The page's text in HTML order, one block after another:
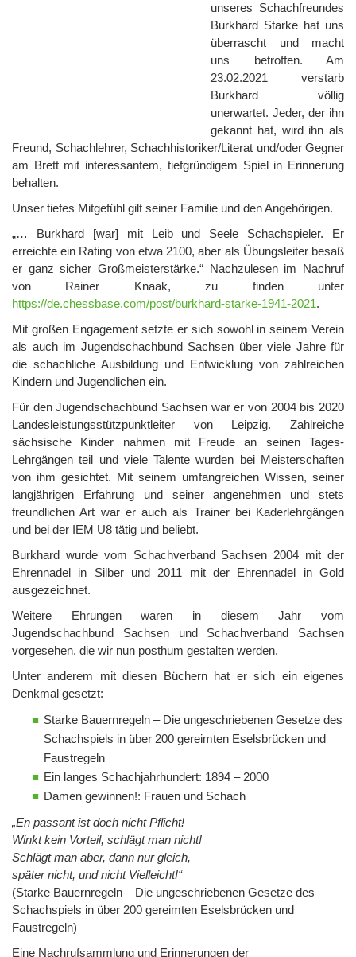
unseres Schachfreundes
Burkhard Starke hat uns
überrascht und macht
uns betroffen. Am
23.02.2021 verstarb
Burkhard völlig
unerwartet. Jeder, der ihn
gekannt hat, wird ihn als
Freund, Schachlehrer, Schachhistoriker/Literat und/oder Gegner
am Brett mit interessantem, tiefgründigem Spiel in Erinnerung
behalten.
Unser tiefes Mitgefühl gilt seiner Familie und den Angehörigen.
„… Burkhard [war] mit Leib und Seele Schachspieler. Er
erreichte ein Rating von etwa 2100, aber als Übungsleiter besaß
er ganz sicher Großmeisterstärke.“ Nachzulesen im Nachruf
von Rainer Knaak, zu finden unter
https://de.chessbase.com/post/burkhard-starke-1941-2021.
Mit großen Engagement setzte er sich sowohl in seinem Verein
als auch im Jugendschachbund Sachsen über viele Jahre für
die schachliche Ausbildung und Entwicklung von zahlreichen
Kindern und Jugendlichen ein.
Für den Jugendschachbund Sachsen war er von 2004 bis 2020
Landesleistungsstützpunktleiter von Leipzig. Zahlreiche
sächsische Kinder nahmen mit Freude an seinen Tages-
Lehrgängen teil und viele Talente wurden bei Meisterschaften
von ihm gesichtet. Mit seinem umfangreichen Wissen, seiner
langjährigen Erfahrung und seiner angenehmen und stets
freundlichen Art war er auch als Trainer bei Kaderlehrgängen
und bei der IEM U8 tätig und beliebt.
Burkhard wurde vom Schachverband Sachsen 2004 mit der
Ehrennadel in Silber und 2011 mit der Ehrennadel in Gold
ausgezeichnet.
Weitere Ehrungen waren in diesem Jahr vom
Jugendschachbund Sachsen und Schachverband Sachsen
vorgesehen, die wir nun posthum gestalten werden.
Unter anderem mit diesen Büchern hat er sich ein eigenes
Denkmal gesetzt:
Starke Bauernregeln – Die ungeschriebenen Gesetze des
Schachspiels in über 200 gereimten Eselsbrücken und
Faustregeln
Ein langes Schachjahrhundert: 1894 – 2000
Damen gewinnen!: Frauen und Schach
„En passant ist doch nicht Pflicht!
Winkt kein Vorteil, schlägt man nicht!
Schlägt man aber, dann nur gleich,
später nicht, und nicht Vielleicht!“
(Starke Bauernregeln – Die ungeschriebenen Gesetze des
Schachspiels in über 200 gereimten Eselsbrücken und
Faustregeln)
Eine Nachrufsammlung und Erinnerungen der